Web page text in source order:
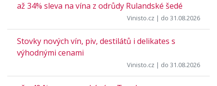
až 34% sleva na vína z odrůdy Rulandské šedé
Vinisto.cz | do 31.08.2026
Stovky nových vín, piv, destilátů i delikates s
výhodnými cenami
Vinisto.cz | do 31.08.2026